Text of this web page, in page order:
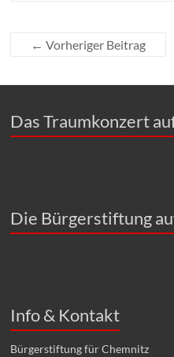
← Vorheriger Beitrag
Das Traumkonzert
Die Bürgerstiftung
Info & Kontakt
Bürgerstiftung für Chemnitz